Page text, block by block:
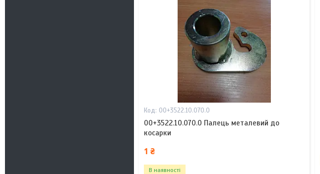
00+3522.10.070.0
00+3522.10.070.0 Палець металевий до
косарки
1 ₴
В наявності